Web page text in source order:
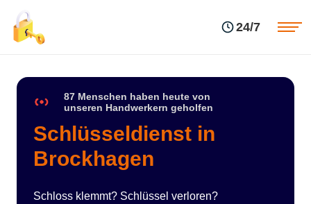
24/7
87 Menschen haben heute von
unseren Handwerkern geholfen
Schlüsseldienst in
Brockhagen
Schloss klemmt? Schlüssel verloren?